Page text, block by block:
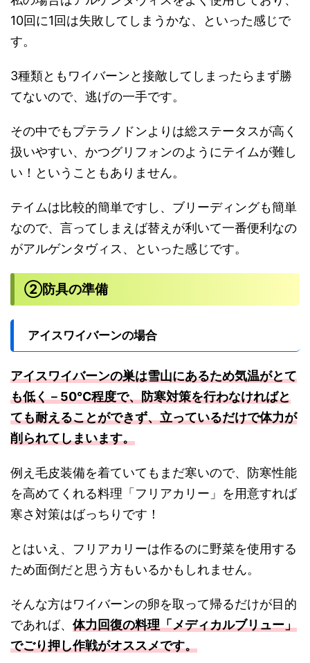
10回に1回は失敗してしまうかな、といった感じで
す。
3種類ともワイバーンと接敵してしまったらまず勝
てないので、逃げの一手です。
その中でもプテラノドンよりは総ステータスが高く
扱いやすい、かつグリフォンのようにテイムが難し
い！ということもありません。
テイムは比較的簡単ですし、ブリーディングも簡単
なので、言ってしまえば替えが利いて一番便利なの
がアルゲンタヴィス、といった感じです。
②防具の準備
アイスワイバーンの場合
アイスワイバーンの巣は雪山にあるため気温がとて
も低く－50℃程度で、防寒対策を行わなければと
ても耐えることができず、立っているだけで体力が
削られてしまいます。
例え毛皮装備を着ていてもまだ寒いので、防寒性能
を高めてくれる料理「フリアカリー」を用意すれば
寒さ対策はばっちりです！
とはいえ、フリアカリーは作るのに野菜を使用する
ため面倒だと思う方もいるかもしれません。
そんな方はワイバーンの卵を取って帰るだけが目的
であれば、 体力回復の料理「メディカルブリュー」
でごり押し作戦がオススメです。